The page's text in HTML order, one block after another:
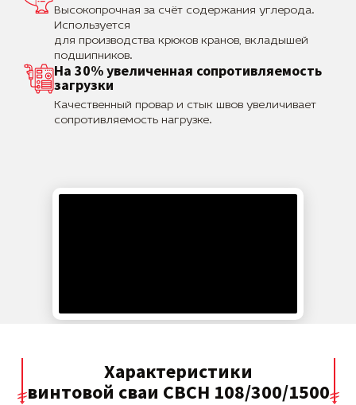
Высокопрочная за счёт содержания углерода.
Используется
для производства крюков кранов, вкладышей
подшипников.
На 30% увеличенная сопротивляемость
загрузки
Качественный провар и стык швов увеличивает
сопротивляемость нагрузке.
Характеристики
винтовой сваи СВСН 108/300/1500